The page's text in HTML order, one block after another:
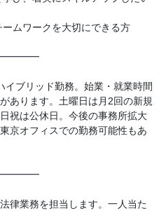
ムワークを大切にできる方
ブリッド勤務。始業・就業時間
あります。土曜日は月2回の新規
祝は公休日。今後の事務所拡大
京オフィスでの勤務可能性もあ
律業務を担当します。一人当た